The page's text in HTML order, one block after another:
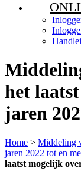
het
jaren
Home > Middeling
jaren 2022 tot en
laatst mogelijk